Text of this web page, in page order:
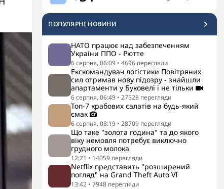
ПОПУЛЯРНI НОВИНИ
НАТО працює над забезпеченням
України ППО - Рютте
6 серпня, 06:09 • 4696 перегляди
Екскомандувач логістики Повітряних
сил отримав нову підозру - знайшли
апартаменти у Буковелі і не тільки
6 серпня, 06:49 • 27528 перегляди
Топ-7 крабових салатів на будь-який
смак
6 серпня, 08:19 • 28709 перегляди
Що таке "золота година" та до якого
віку немовля потребує виключно
грудного молока
12:21 • 14059 перегляди
Netflix представить "розширений
погляд" на Grand Theft Auto VI
13:42 • 7948 перегляди